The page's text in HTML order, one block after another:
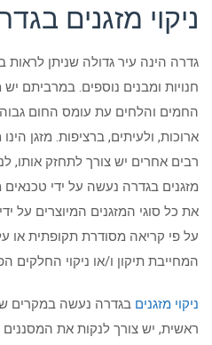
ניקוי מזגנים
גדרה הינה עיר גדולה שניתן לראות
חנויות ומבנים נוספים. במרביתם יש
החמים והלחים עת עומס החום
ארוכות, ולעיתים, ברציפות. מזגן
רבים אחרים יש צורך לתחזק אותו,
מזגנים בגדרה נעשה על ידי טכנאים
את כל סוגי המזגנים המיוצרים על
על פי קריאה מסודרת תקופתית או
המחייבת תיקון ו/או ניקוי החלקים
ניקוי מזגנים בגדרה נעשה במקרים
ראשית, יש צורך לנקות את